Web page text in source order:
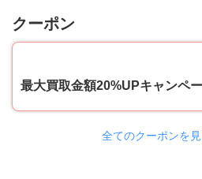
クーポン
最大買取金額20%UPキャンペ
全てのクーポンを見